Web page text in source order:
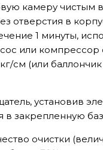
камеру чистым
отверстия в
1 минуты,
или компрессор
см (или
установив
в закрепленную
очистки